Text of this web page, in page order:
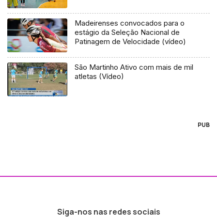
Madeirenses convocados para o
estágio da Seleção Nacional de
Patinagem de Velocidade (vídeo)
São Martinho Ativo com mais de mil
atletas (Vídeo)
PUB
Siga-nos nas redes sociais